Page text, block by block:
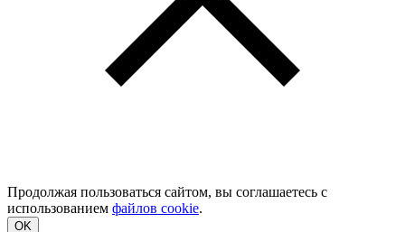
Продолжая пользоваться сайтом, вы соглашаетесь с
использованием файлов cookie.
OK